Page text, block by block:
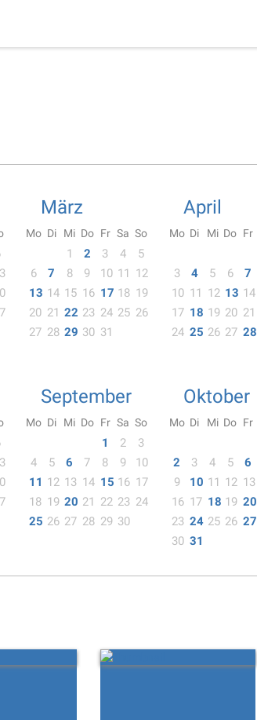
März
Mo Di Mi Do Fr Sa So
1 2 3 4
5
6
7 8 9 10 11
12
13 14 15 16 17 18 19
20 21 22 23 24 25 26
27 28 29 30 31
April
Mo Di Mi Do Fr
3
4 5 6 7
10 11 12 13 14
17 18 19 20 21
24 25 26 27 28
September
Mo Di Mi Do Fr Sa So
1 2
3
4
5 6 7 8 9
10
11 12 13 14 15 16 17
18 19 20 21 22 23 24
25 26 27 28 29 30
Oktober
Mo Di Mi Do Fr
2
3 4 5 6
9
10 11 12 13
16 17 18 19 20
23 24 25 26 27
30 31